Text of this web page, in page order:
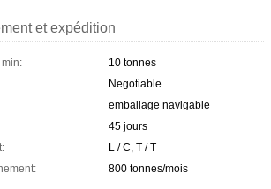
et expédition
10 tonnes
Negotiable
emballage navigable
45 jours
L / C, T / T
800 tonnes/mois